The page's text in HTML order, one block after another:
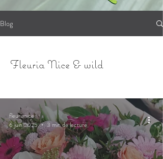
Blog
Fleuria Nice & wild
fleurianice
6 juin 2025
3 min de lecture